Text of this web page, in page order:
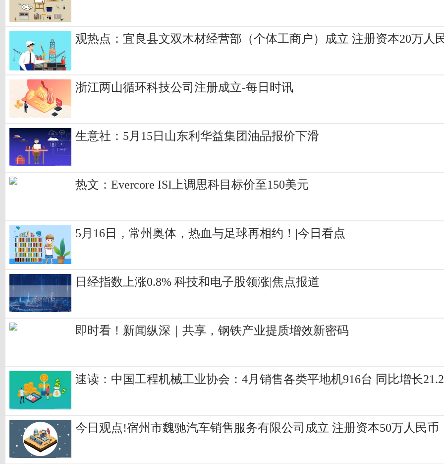
观热点：宜良县文双木材经营部（个体工商户）成立 注册资本20万人
浙江两山循环科技公司注册成立-每日时讯
生意社：5月15日山东利华益集团油品报价下滑
热文：Evercore ISI上调思科目标价至150美元
5月16日，常州奥体，热血与足球再相约！|今日看点
日经指数上涨0.8% 科技和电子股领涨|焦点报道
即时看！新闻纵深｜共享，钢铁产业提质增效新密码
速读：中国工程机械工业协会：4月销售各类平地机916台 同比增长
今日观点!宿州市魏驰汽车销售服务有限公司成立 注册资本50万人民币